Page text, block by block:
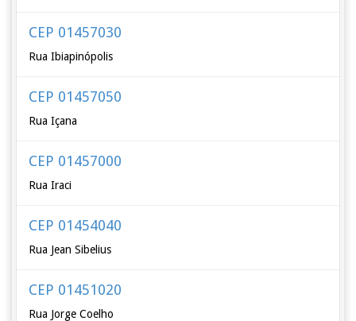
CEP 01457030
Rua Ibiapinópolis
CEP 01457050
Rua Içana
CEP 01457000
Rua Iraci
CEP 01454040
Rua Jean Sibelius
CEP 01451020
Rua Jorge Coelho